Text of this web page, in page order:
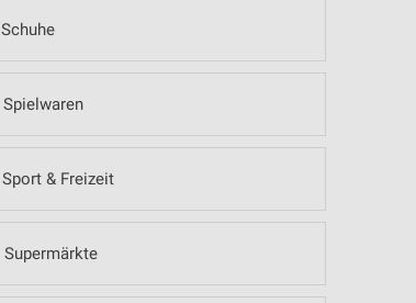
Schuhe
Spielwaren
Sport & Freizeit
Supermärkte